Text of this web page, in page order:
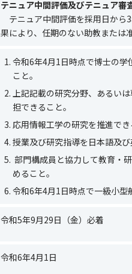
テニュア中間評価及びテニュア審
テニュア中間評価を採用日から3
果により、任期のない助教または
令和6年4月1日時点で博士の学
こと。
上記記載の研究分野、あるい
担できること。
応用情報工学の研究を推進でき
授業及び研究指導を日本語及び
部門構成員と協力して教育・
めること。
令和6年4月1日時点で一級小型
令和5年9月29日（金）必着
令和6年4月1日